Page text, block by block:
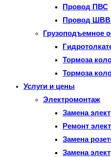
Провод ПВС
Провод
Грузоподъемное
Тормоза
Тормоза
Услуги и цены
Электромонтаж
Замена
Ремонт
Замена
Замена